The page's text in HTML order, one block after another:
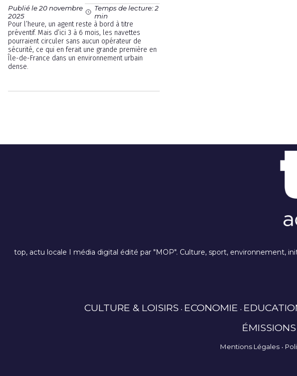
Publié le 20 novembre
2025
Temps de lecture: 2
min
Pour l’heure, un agent reste à bord à titre
préventif. Mais d’ici 3 à 6 mois, les navettes
pourraient circuler sans aucun opérateur de
sécurité, ce qui en ferait une grande première en
Île-de-France dans un environnement urbain
dense.
top, actu locale I média digital édité par "MOP". Culture, sport, environnement,
CULTURE & LOISIRS ECONOMIE
ÉMISSIONS
Mentions Légales